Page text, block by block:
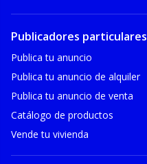
Publicadores particulares
Publica tu anuncio
Publica tu anuncio de alquiler
Publica tu anuncio de venta
Catálogo de productos
Vende tu vivienda